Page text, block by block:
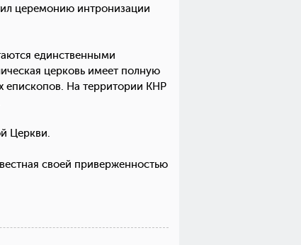
церемонию интронизации
единственными
церковь имеет полную
епископов. На территории КНР
Церкви.
своей приверженностью